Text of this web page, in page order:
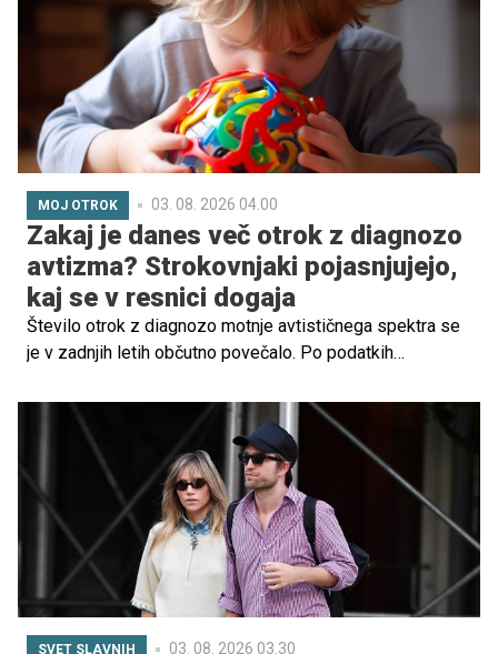
MOJ OTROK 03. 08. 2026 04.00
Zakaj je danes več otrok z diagnozo
avtizma? Strokovnjaki pojasnjujejo,
kaj se v resnici dogaja
Število otrok z diagnozo motnje avtističnega spektra se
je v zadnjih letih občutno povečalo. Po podatkih
(CDC) ima danes avtizem približno vsak 31. otrok. Ta
podatek pri številnih starših vzbuja skrb in odpira
vprašanja, ali avtizem postaja vse pogostejši ali pa ga
danes le bolje prepoznamo.
SVET SLAVNIH 03. 08. 2026 03.30